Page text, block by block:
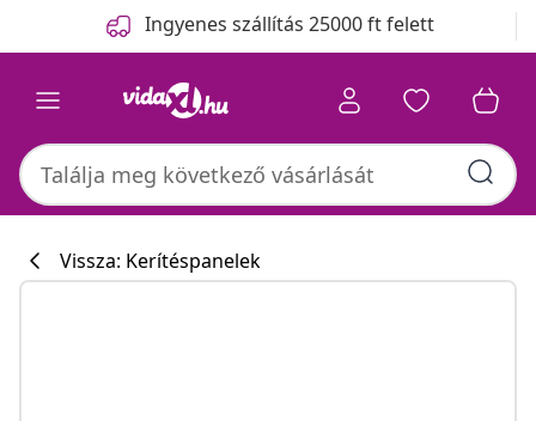
Ingyenes szállítás 25000 ft felett
Vissza: Kerítéspanelek